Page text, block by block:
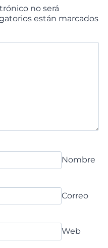
no será
están marcados
Nombre
Correo
Web